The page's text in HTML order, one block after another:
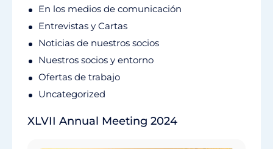
En los medios de comunicación
Entrevistas y Cartas
Noticias de nuestros socios
Nuestros socios y entorno
Ofertas de trabajo
Uncategorized
XLVII Annual Meeting 2024